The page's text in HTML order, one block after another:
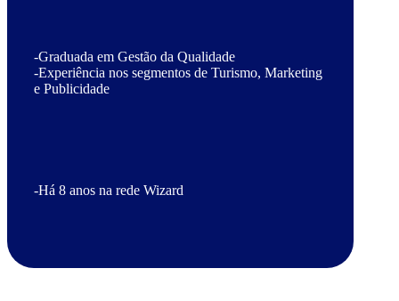
-Graduada em Gestão da Qualidade
-Experiência nos segmentos de Turismo, Marketing
e Publicidade
-Há 8 anos na rede Wizard